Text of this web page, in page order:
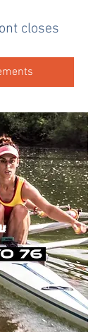
closes
: